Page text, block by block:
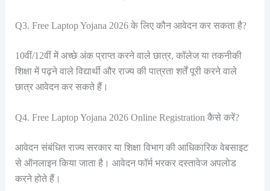
Q3. Free Laptop Yojana 2026 के लिए कौन आवेदन कर सकता है?
10वीं/12वीं में अच्छे अंक प्राप्त करने वाले छात्र, कॉलेज या तकनीकी
शिक्षा में पढ़ने वाले विद्यार्थी और राज्य की पात्रता शर्तें पूरी करने वाले
छात्र आवेदन कर सकते हैं।
Q4. Free Laptop Yojana 2026 Online Registration कैसे करें?
आवेदन संबंधित राज्य सरकार या शिक्षा विभाग की आधिकारिक वेबसाइट
से ऑनलाइन किया जाता है। आवेदन फॉर्म भरकर दस्तावेज अपलोड
करने होते हैं।